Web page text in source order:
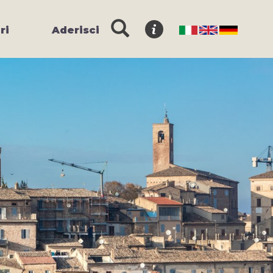
Aderisci